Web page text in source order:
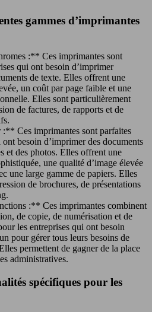
gammes d’imprimantes
:** Ces imprimantes sont
qui ont besoin d’imprimer
de texte. Elles offrent une
un coût par page faible et une
Elles sont particulièrement
de factures, de rapports et de
Ces imprimantes sont parfaites
besoin d’imprimer des documents
et des photos. Elles offrent une
une qualité d’image élevée
une large gamme de papiers. Elles
de brochures, de présentations
:** Ces imprimantes combinent
de copie, de numérisation et de
les entreprises qui ont besoin
pour gérer tous leurs besoins de
permettent de gagner de la place
administratives.
spécifiques pour les